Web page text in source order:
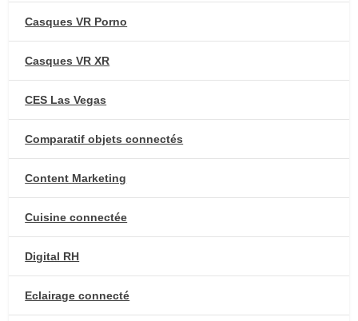
Casques VR Porno
Casques VR XR
CES Las Vegas
Comparatif objets connectés
Content Marketing
Cuisine connectée
Digital RH
Eclairage connecté